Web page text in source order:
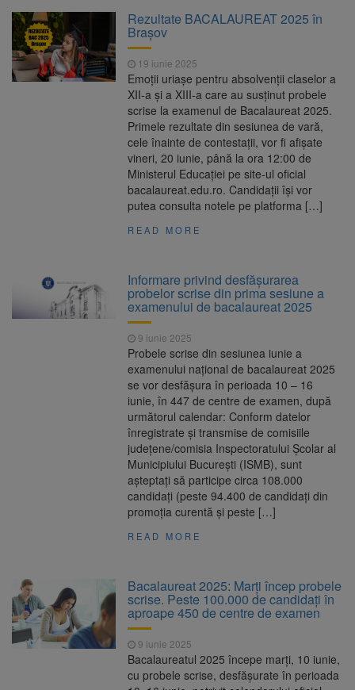
propriul record mondial. Betty Bromage a
zburat din nou pe aripa unui avion
9 august 2026
Avocații fraților Andrew și
Tristan Tate cer eliberarea lor pe cauțiune în
Se schimbă examenul de
medic specialist. Subiecte unice în toată țara,
aceeași oră și același barem
Se schimbă regulile pentru
capsulele de cafea și ambalajele de unică
folosință. Noul regulament UE se aplică din 12
Rezultate BACALAUREAT 2025 în
Brașov
19 iunie 2025
Emoții uriașe pentru absolvenții claselor a
XII-a și a XIII-a care au susținut probele
scrise la examenul de Bacalaureat 2025.
Primele rezultate din sesiunea de vară,
cele înainte de contestații, vor fi afișate
vineri, 20 iunie, până la ora 12:00 de
Ministerul Educației pe site-ul oficial
bacalaureat.edu.ro. Candidații își vor
putea consulta notele pe platforma […]
READ MORE
Informare privind desfășurarea
probelor scrise din prima sesiune a
examenului de bacalaureat 2025
9 iunie 2025
Probele scrise din sesiunea iunie a
examenului național de bacalaureat 2025
se vor desfășura în perioada 10 – 16
iunie, în 447 de centre de examen, după
următorul calendar: Conform datelor
înregistrate și transmise de comisiile
județene/comisia Inspectoratului Școlar al
Municipiului București (ISMB), sunt
așteptați să participe circa 108.000
candidați (peste 94.400 de candidați din
promoția curentă și peste […]
READ MORE
Bacalaureat 2025: Marți încep probele
scrise. Peste 100.000 de candidați în
aproape 450 de centre de examen
9 iunie 2025
Bacalaureatul 2025 începe marți, 10 iunie,
cu probele scrise, desfășurate în perioada